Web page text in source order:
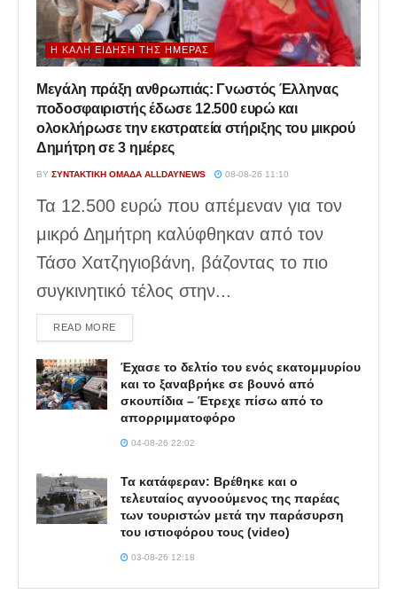
Η ΚΑΛΉ ΕΊΔΗΣΗ ΤΗΣ ΗΜΈΡΑΣ
Μεγάλη πράξη ανθρωπιάς: Γνωστός Έλληνας
ποδοσφαιριστής έδωσε 12.500 ευρώ και
ολοκλήρωσε την εκστρατεία στήριξης του μικρού
Δημήτρη σε 3 ημέρες
BY ΣΥΝΤΑΚΤΙΚΉ ΟΜΆΔΑ ALLDAYNEWS 08-08-26 11:10
Τα 12.500 ευρώ που απέμεναν για τον
μικρό Δημήτρη καλύφθηκαν από τον
Τάσο Χατζηγιοβάνη, βάζοντας το πιο
συγκινητικό τέλος στην...
READ MOREDETAILS
Έχασε το δελτίο του ενός εκατομμυρίου
και το ξαναβρήκε σε βουνό από
σκουπίδια – Έτρεχε πίσω από το
απορριμματοφόρο
04-08-26 22:02
Τα κατάφεραν: Βρέθηκε και ο
τελευταίος αγνοούμενος της παρέας
των τουριστών μετά την παράσυρση
του ιστιοφόρου τους (video)
03-08-26 12:18